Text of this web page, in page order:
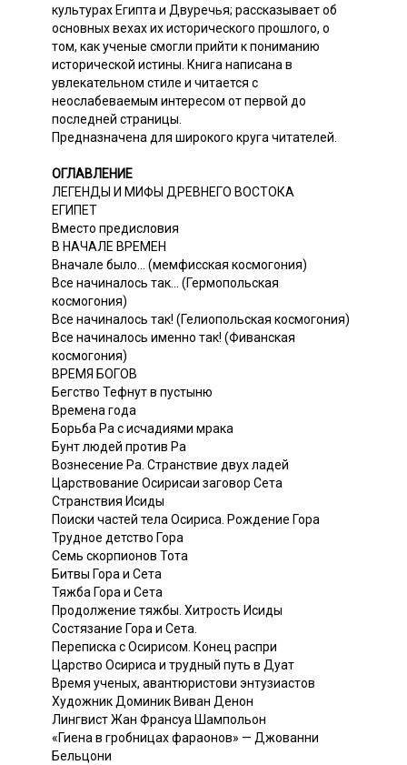
культурах Египта и Двуречья; рассказывает об
основных вехах их исторического прошлого, о
том, как ученые смогли прийти к пониманию
исторической истины. Книга написана в
увлекательном стиле и читается с
неослабеваемым интересом от первой до
последней страницы.
Предназначена для широкого круга читателей.
ОГЛАВЛЕНИЕ
ЛЕГЕНДЫ И МИФЫ ДРЕВНЕГО ВОСТОКА
ЕГИПЕТ
Вместо предисловия
В НАЧАЛЕ ВРЕМЕН
Вначале было... (мемфисская космогония)
Все начиналось так... (Гермопольская
космогония)
Все начиналось так! (Гелиопольская космогония)
Все начиналось именно так! (Фиванская
космогония)
ВРЕМЯ БОГОВ
Бегство Тефнут в пустыню
Времена года
Борьба Ра с исчадиями мрака
Бунт людей против Ра
Вознесение Ра. Странствие двух ладей
Царствование Осирисаи заговор Сета
Странствия Исиды
Поиски частей тела Осириса. Рождение Гора
Трудное детство Гора
Семь скорпионов Тота
Битвы Гора и Сета
Тяжба Гора и Сета
Продолжение тяжбы. Хитрость Исиды
Состязание Гора и Сета.
Переписка с Осирисом. Конец распри
Царство Осириса и трудный путь в Дуат
Время ученых, авантюристови энтузиастов
Художник Доминик Виван Денон
Лингвист Жан Франсуа Шампольон
«Гиена в гробницах фараонов» — Джованни
Бельцони